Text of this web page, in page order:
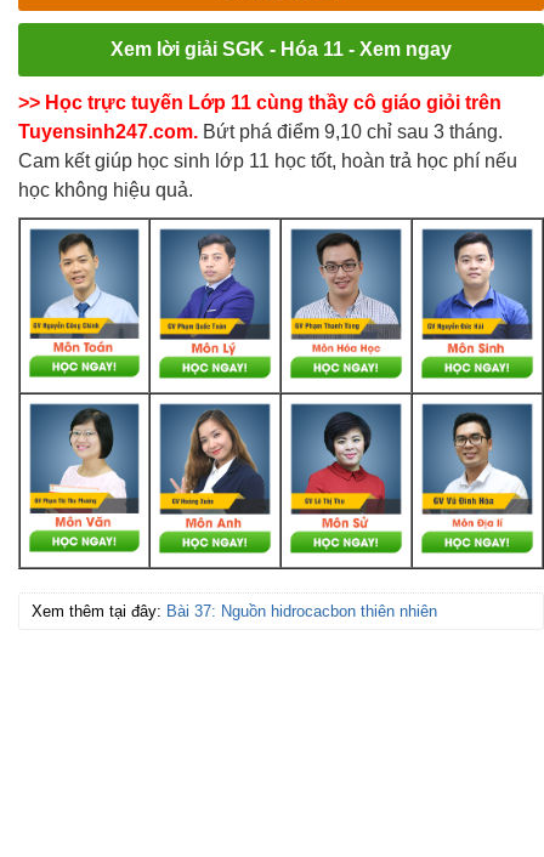
Xem lời giải SGK - Hóa 11 - Xem ngay
>> Học trực tuyến Lớp 11 cùng thầy cô giáo giỏi trên
Tuyensinh247.com. Bứt phá điểm 9,10 chỉ sau 3 tháng.
Cam kết giúp học sinh lớp 11 học tốt, hoàn trả học phí nếu
học không hiệu quả.
Xem thêm tại đây: Bài 37: Nguồn hidrocacbon thiên nhiên